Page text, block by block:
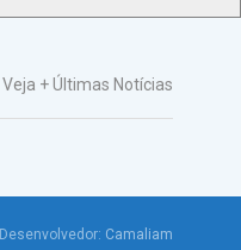
Veja +Últimas Notícias
Desenvolvedor: Camaliam